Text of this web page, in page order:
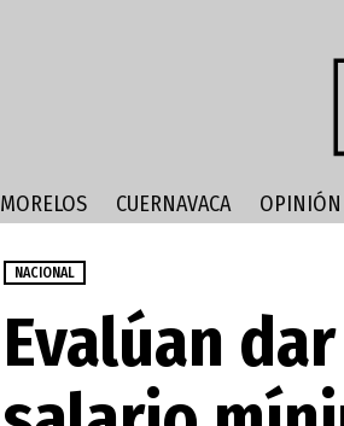
MORELOS CUERNAVACA OPINIÓN
NACIONAL
Evalúan